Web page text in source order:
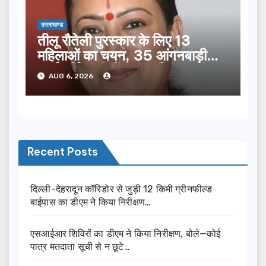
उत्तराखण्ड
तीलू रौतेली पुरस्कार के लिए 13
महिलाओं का चयन, 35 आंगनबाड़ी
कार्यकर्तियां भी होंगी सम्मानित…
AUG 6, 2026
Recent Posts
दिल्ली-देहरादून कॉरिडोर से जुड़ी 12 किमी ग्रीनफील्ड
बाईपास का डीएम ने किया निरीक्षण…
एसआईआर शिविरों का डीएम ने किया निरीक्षण, बोले—कोई
पात्र मतदाता सूची से न छूटे…